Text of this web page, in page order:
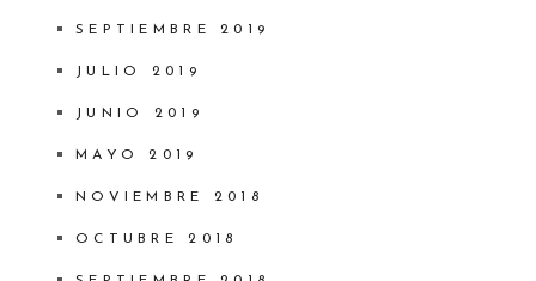
SEPTIEMBRE 2019
JULIO 2019
JUNIO 2019
MAYO 2019
NOVIEMBRE 2018
OCTUBRE 2018